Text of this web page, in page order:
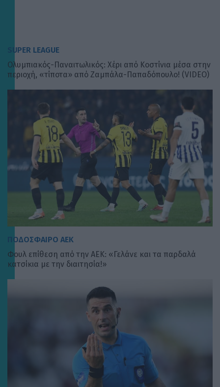
SUPER LEAGUE
Ολυμπιακός-Παναιτωλικός: Χέρι από Κοστίνια μέσα στην
περιοχή, «τίποτα» από Ζαμπάλα-Παπαδόπουλο! (VIDEO)
ΠΟΔΟΣΦΑΙΡΟ ΑΕΚ
Φουλ επίθεση από την ΑΕΚ: «Γελάνε και τα παρδαλά
κατσίκια με την διαιτησία!»